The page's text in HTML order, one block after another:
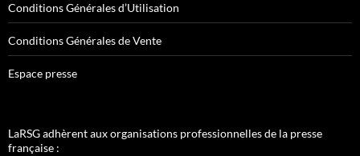
Conditions Générales d’Utilisation
Conditions Générales de Vente
Espace presse
LaRSG adhèrent aux organisations professionnelles de la presse
française :